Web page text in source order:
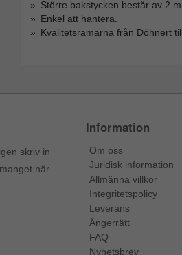
Större bakstycken består av 2
Enkel att hantera.
Kvalitetsramarna från Döhnert
skriv in
när
Information
Om oss
Juridisk information
Allmänna villkor
Integritetspolicy
Leverans
Ångerrätt
FAQ
Nyhetsbrev